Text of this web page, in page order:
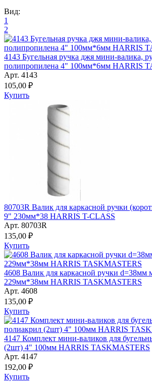
Вид:
1
2
4143 Бугельная ручка джя мини-валика,
полипропилена 4" 100мм*6мм HARRIS
Арт. 4143
105,00 ₽
Купить
80703R Валик для каркасной ручки
9" 230мм*38 HARRIS T-CLASS
Арт. 80703R
135,00 ₽
Купить
4608 Валик для каркасной ручки d=38мм
229мм*38мм HARRIS TASKMASTERS
Арт. 4608
135,00 ₽
Купить
4147 Комплект мини-валиков для
(2шт) 4" 100мм HARRIS TASKMASTERS
Арт. 4147
192,00 ₽
Купить